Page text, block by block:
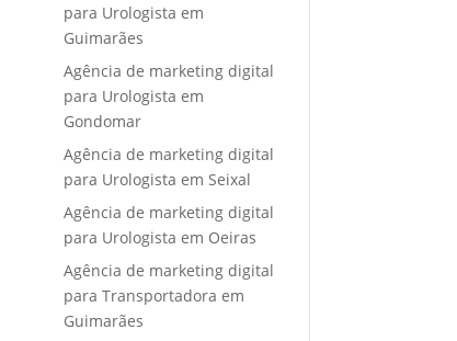
para Urologista em
Guimarães
Agência de marketing digital
para Urologista em
Gondomar
Agência de marketing digital
para Urologista em Seixal
Agência de marketing digital
para Urologista em Oeiras
Agência de marketing digital
para Transportadora em
Guimarães